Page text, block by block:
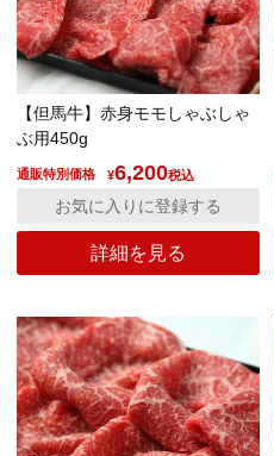
【但馬牛】赤身モモしゃぶしゃ
ぶ用450g
通販特別価格 ¥6,200税込
詳細を見る
お気に入りに登録する